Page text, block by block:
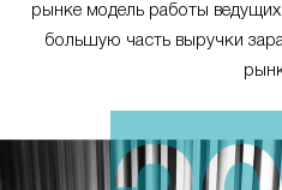
рынке модель работы
большую часть выручки